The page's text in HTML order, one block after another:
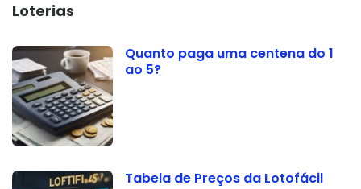
Loterias
Quanto paga uma centena do 1
ao 5?
Tabela de Preços da Lotofácil